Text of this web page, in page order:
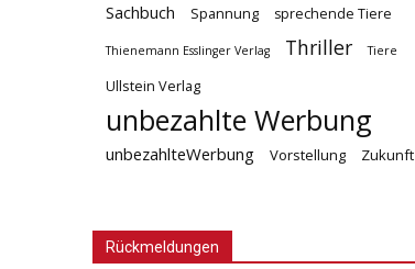
Sachbuch Spannung sprechende Tiere
Thienemann Esslinger Verlag Thriller Tiere
Ullstein Verlag
unbezahlte Werbung
unbezahlteWerbung Vorstellung Zukunft
Rückmeldungen